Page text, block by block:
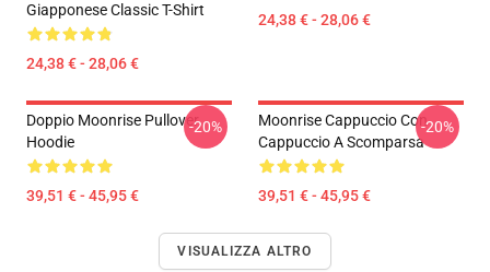
Giapponese Classic T-Shirt
24,38 € - 28,06 €
24,38 € - 28,06 €
Doppio Moonrise Pullover
Hoodie
39,51 € - 45,95 €
-20%
Moonrise Cappuccio Con
Cappuccio A Scomparsa
39,51 € - 45,95 €
-20%
VISUALIZZA ALTRO